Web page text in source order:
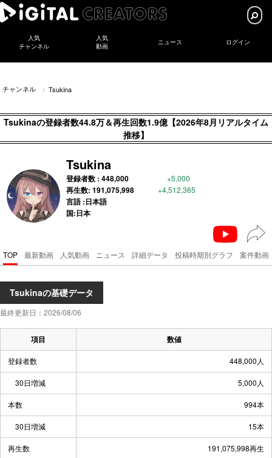
人気
チャンネル
人気
動画
ニュース ログイン
チャンネル Tsukina
Tsukinaの登録者数44.8万＆再生回数1.9億【2026年8月リアルタイム
推移】
Tsukina
登録者数 : 448,000 +5,000
再生数: 191,075,998 +4,512,365
言語 :日本語
国:日本
TOP 最新動画 人気動画 ニュース 詳細データ 投稿時期別グラフ 案件動画
Tsukinaの基礎データ
最終更新日：2026/08/06
項目 数値
登録者数 448,000人
30日増減 5,000人
本数 994本
30日増減 15本
再生数 191,075,998再生